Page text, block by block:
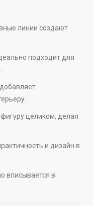
линии создают
подходит для
целиком, делая
и дизайн в
вписывается в